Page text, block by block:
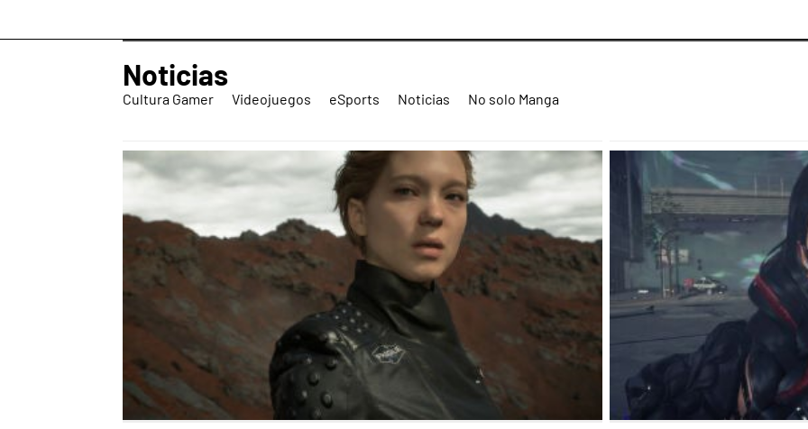
Noticias
Cultura Gamer Videojuegos eSports Noticias No solo Manga